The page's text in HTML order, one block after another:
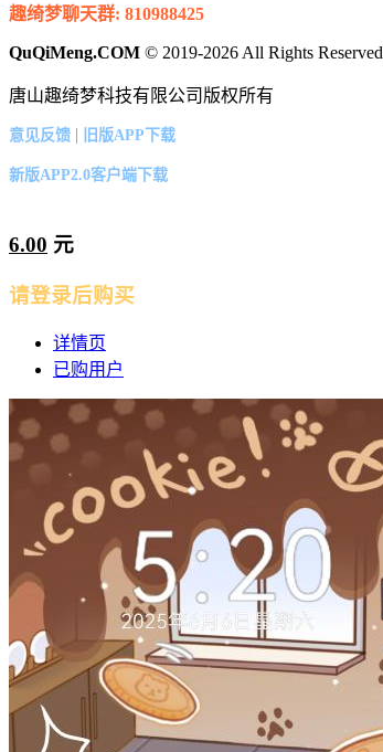
趣绮梦聊天群: 810988425
QuQiMeng.COM © 2019-2026 All Rights Reserved
唐山趣绮梦科技有限公司版权所有
意见反馈 | 旧版APP下载
新版APP2.0客户端下载
6.00 元
请登录后购买
详情页
已购用户